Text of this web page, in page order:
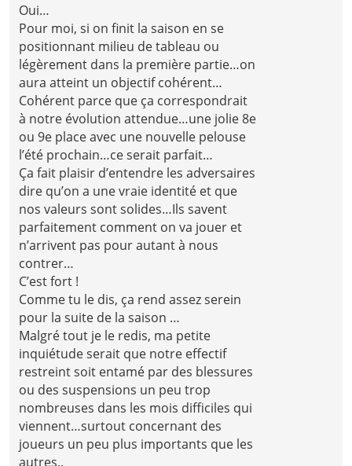
Oui…
Pour moi, si on finit la saison en se
positionnant milieu de tableau ou
légèrement dans la première partie…on
aura atteint un objectif cohérent…
Cohérent parce que ça correspondrait
à notre évolution attendue…une jolie 8e
ou 9e place avec une nouvelle pelouse
l’été prochain…ce serait parfait…
Ça fait plaisir d’entendre les adversaires
dire qu’on a une vraie identité et que
nos valeurs sont solides…Ils savent
parfaitement comment on va jouer et
n’arrivent pas pour autant à nous
contrer…
C’est fort !
Comme tu le dis, ça rend assez serein
pour la suite de la saison …
Malgré tout je le redis, ma petite
inquiétude serait que notre effectif
restreint soit entamé par des blessures
ou des suspensions un peu trop
nombreuses dans les mois difficiles qui
viennent…surtout concernant des
joueurs un peu plus importants que les
autres..